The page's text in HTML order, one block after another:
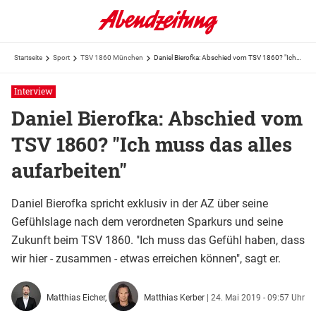
Startseite Sport TSV 1860 München
Interview
Daniel Bierofka: Abschied vom
TSV 1860? "Ich muss das alles
aufarbeiten"
Daniel Bierofka spricht exklusiv in der AZ über seine
Gefühlslage nach dem verordneten Sparkurs und seine
Zukunft beim TSV 1860. "Ich muss das Gefühl haben, dass
wir hier - zusammen - etwas erreichen können", sagt er.
Matthias Eicher, Matthias Kerber | 24. Mai 2019 - 09:57 Uhr